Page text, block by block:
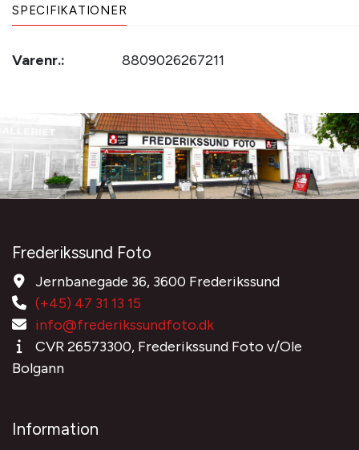
SPECIFIKATIONER
Varenr.: 8809026267211
Frederikssund Foto
Jernbanegade 36, 3600 Frederikssund
(+45) 47 31 13 15
info@frederikssundfoto.dk
CVR 26573300, Frederikssund Foto v/Ole
Bolgann
Information